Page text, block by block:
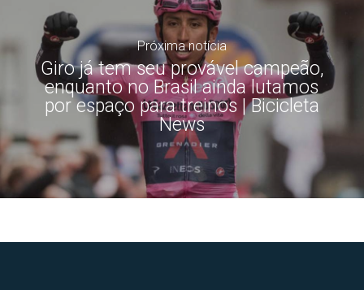
Próxima notícia
Giro já tem seu provável campeão,
enquanto no Brasil ainda lutamos
por espaço para treinos | Bicicleta
News